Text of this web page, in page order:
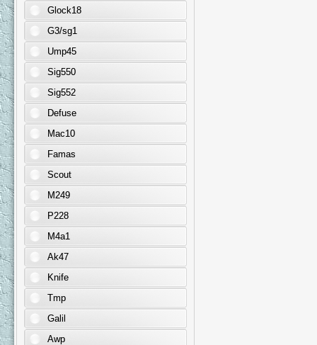
Glock18
G3/sg1
Ump45
Sig550
Sig552
Defuse
Mac10
Famas
Scout
M249
P228
M4a1
Ak47
Knife
Tmp
Galil
Awp